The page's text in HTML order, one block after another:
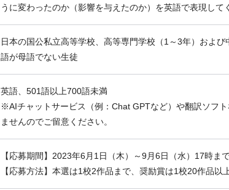
うに変わったのか（影響を与えたのか）を英語で表現して
日本の国公私立高等学校、高等専門学校（1～3年）およ
語が母語でない生徒
英語、501語以上700語未満
※AIチャットサービス（例：Chat GPTなど）や翻訳ソフ
ませんのでご留意ください。
【応募期間】2023年6月1日（木）～9月6日（水）17時ま
【応募方法】本選は1校2作品まで、奨励賞は1校20作品以